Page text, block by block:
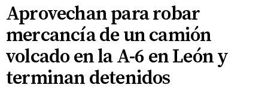
Aprovechan para robar
mercancía de un camión
volcado en la A-6 en León y
terminan detenidos